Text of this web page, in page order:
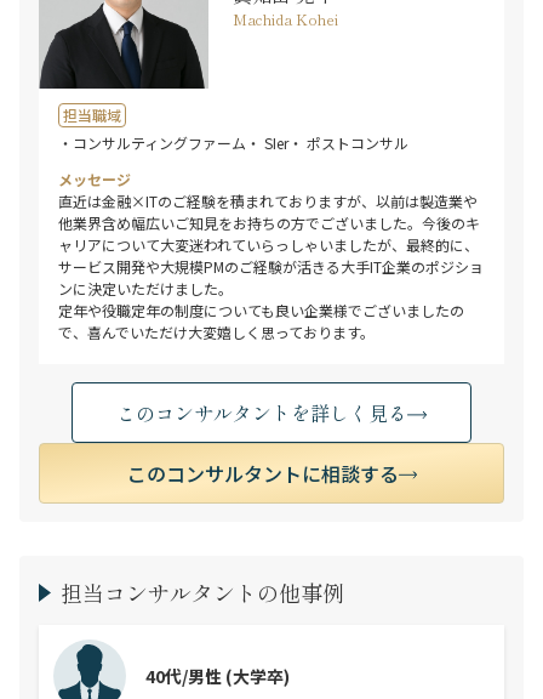
Machida Kohei
担当職域
・コンサルティングファーム ・ SIer・ ポストコンサル
メッセージ
直近は金融×ITのご経験を積まれておりますが、以前は製造業や
他業界含め幅広いご知見をお持ちの方でございました。今後のキ
ャリアについて大変迷われていらっしゃいましたが、最終的に、
サービス開発や大規模PMのご経験が活きる大手IT企業のポジショ
ンに決定いただけました。
定年や役職定年の制度についても良い企業様でございましたの
で、喜んでいただけ大変嬉しく思っております。
このコンサルタントを詳しく見る
このコンサルタントに相談する
担当コンサルタントの他事例
40代/男性 (大学卒)